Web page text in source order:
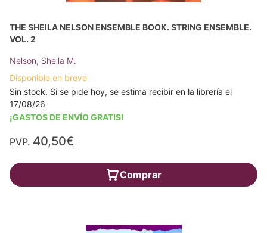
THE SHEILA NELSON ENSEMBLE BOOK. STRING ENSEMBLE.
VOL. 2
Nelson, Sheila M.
Disponible en breve
Sin stock. Si se pide hoy, se estima recibir en la librería el
17/08/26
¡GASTOS DE ENVÍO GRATIS!
PVP. 40,50€
Comprar